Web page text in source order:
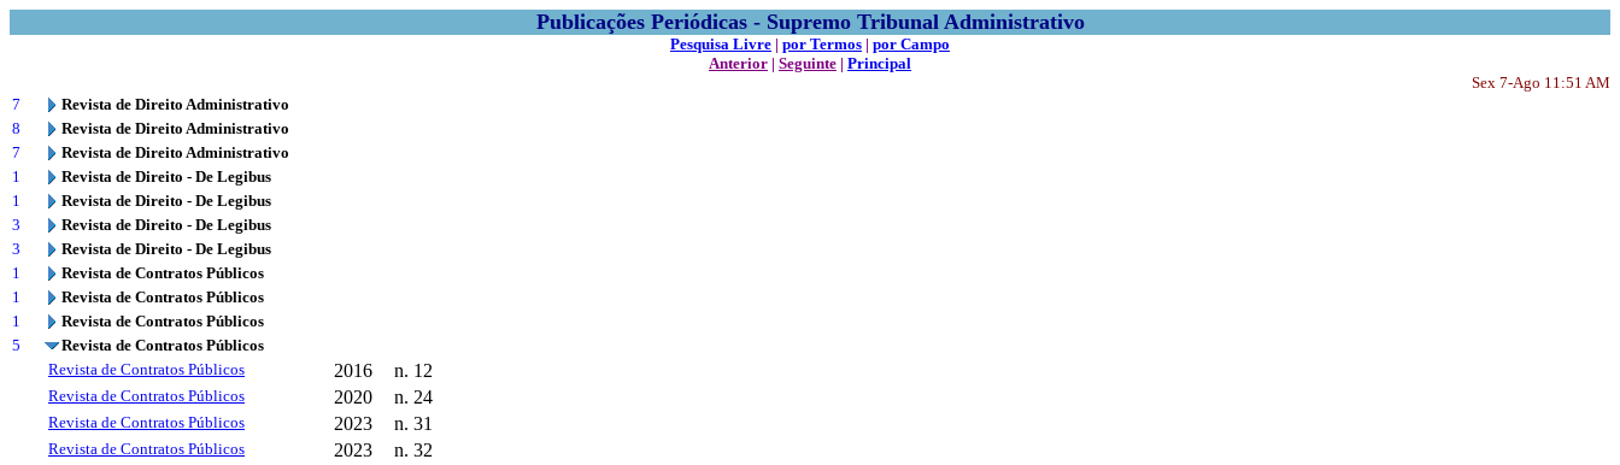
Publicações Periódicas - Supremo Tribunal Administrativo
Pesquisa Livre | por Termos | por Campo
Anterior | Seguinte | Principal
Sex 7-Ago 11:51 AM
7
Revista de Direito Administrativo
8
Revista de Direito Administrativo
7
Revista de Direito Administrativo
1
Revista de Direito - De Legibus
1
Revista de Direito - De Legibus
3
Revista de Direito - De Legibus
3
Revista de Direito - De Legibus
1
Revista de Contratos Públicos
1
Revista de Contratos Públicos
1
Revista de Contratos Públicos
5
Revista de Contratos Públicos
Revista de Contratos Públicos
2016 n. 12
Revista de Contratos Públicos 2020 n. 24
Revista de Contratos Públicos 2023 n. 31
Revista de Contratos Públicos 2023 n. 32